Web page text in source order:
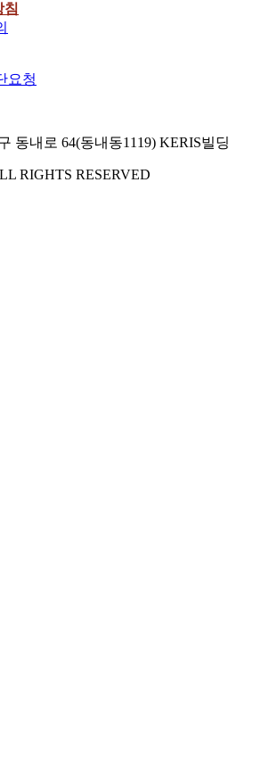
침
요청
동내로 64(동내동1119) KERIS빌딩
RIGHTS RESERVED